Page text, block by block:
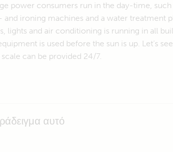
power consumers run in the day-time,
and ironing machines and a water treatment
lights and air conditioning is running in all
is used before the sun is up. Let’s
can be provided 24/7.
αυτό